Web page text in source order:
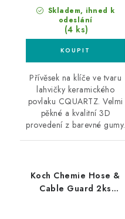
Skladem, ihned k
odeslání
(4 ks)
Přívěsek na klíče ve tvaru
lahvičky keramického
povlaku CQUARTZ. Velmi
pěkné a kvalitní 3D
provedení z barevné gumy.
Koch Chemie Hose &
Cable Guard 2ks